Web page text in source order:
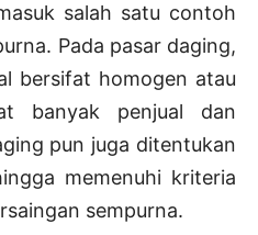
salah satu contoh
Pada pasar daging,
bersifat homogen atau
banyak penjual dan
pun juga ditentukan
memenuhi kriteria
sempurna.